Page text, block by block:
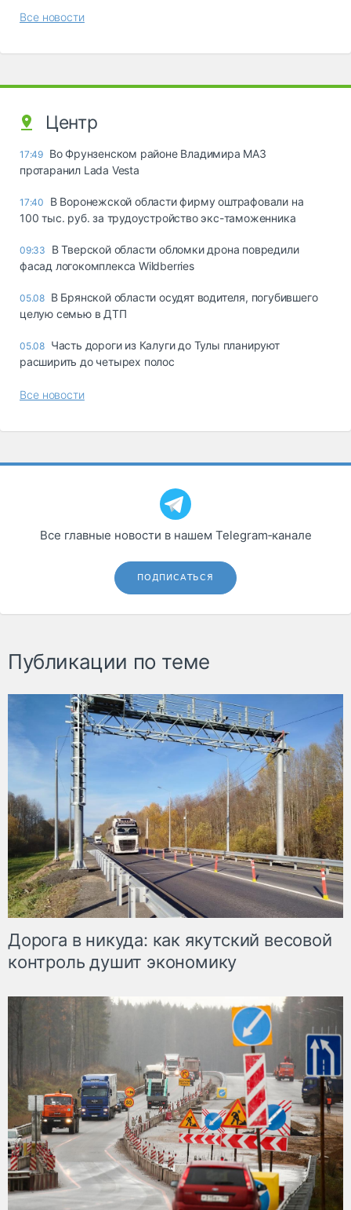
Все новости
Центр
17:49 Во Фрунзенском районе Владимира МАЗ
протаранил Lada Vesta
17:40
В Воронежской области фирму оштрафовали на
100 тыс. руб. за трудоустройство экс-таможенника
09:33
В Тверской области обломки дрона повредили
фасад логокомплекса Wildberries
05.08 В Брянской области осудят водителя, погубившего
целую семью в ДТП
05.08 Часть дороги из Калуги до Тулы планируют
расширить до четырех полос
Все новости
Все главные новости в нашем Telegram‑канале
ПОДПИСАТЬСЯ
Публикации по теме
Дорога в никуда: как якутский весовой
контроль душит экономику